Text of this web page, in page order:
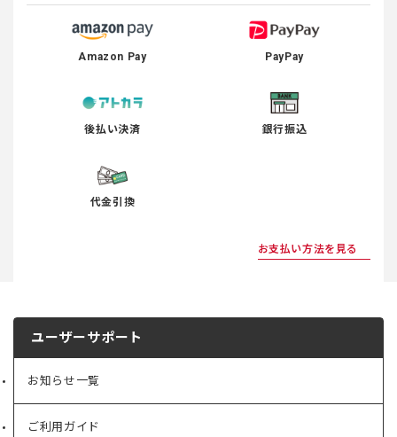
Amazon Pay PayPay
後払い決済 銀行振込
代金引換
お支払い方法を見る
ユーザーサポート
お知らせ一覧
ご利用ガイド